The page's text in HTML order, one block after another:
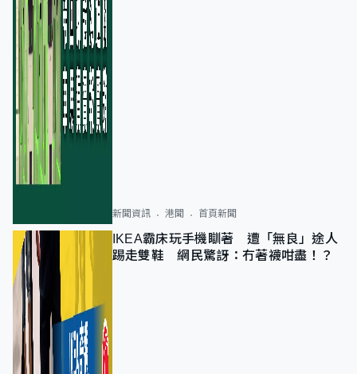
新聞資訊 港聞 首頁新聞
IKEA霸床玩手機瞓著 遭「無良」途人
踢走雙鞋 網民驚訝：冇著襪咁盡！？